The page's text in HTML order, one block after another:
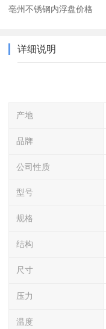
亳州不锈钢内浮盘价格
详细说明
产地
品牌
公司性质
型号
规格
结构
尺寸
压力
温度